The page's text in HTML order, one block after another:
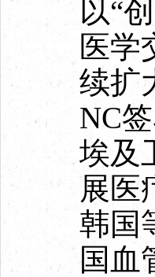
以“
医学
续扩
NC
埃及
展医
韩国
国血